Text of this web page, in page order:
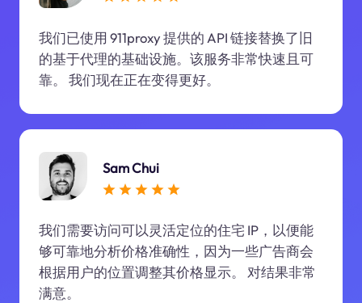
我们已使用 911proxy 提供的 API 链接替换了旧
的基于代理的基础设施。该服务非常快速且可
靠。 我们现在正在变得更好。
Sam Chui
我们需要访问可以灵活定位的住宅 IP，以便能
够可靠地分析价格准确性，因为一些广告商会
根据用户的位置调整其价格显示。 对结果非常
满意。